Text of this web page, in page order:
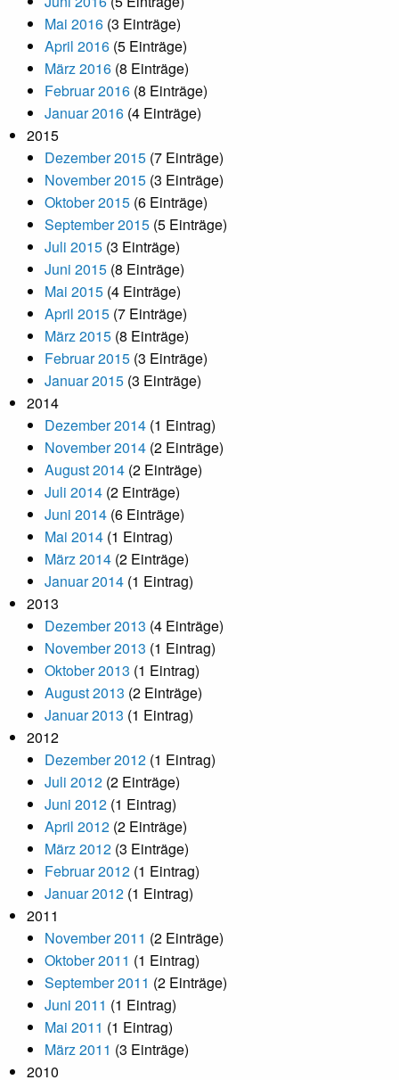
Mai 2016 (3 Einträge)
April 2016 (5 Einträge)
März 2016 (8 Einträge)
Februar 2016 (8 Einträge)
Januar 2016 (4 Einträge)
2015
Dezember 2015 (7 Einträge)
November 2015 (3 Einträge)
Oktober 2015 (6 Einträge)
September 2015 (5 Einträge)
Juli 2015 (3 Einträge)
Juni 2015 (8 Einträge)
Mai 2015 (4 Einträge)
April 2015 (7 Einträge)
März 2015 (8 Einträge)
Februar 2015 (3 Einträge)
Januar 2015 (3 Einträge)
2014
Dezember 2014 (1 Eintrag)
November 2014 (2 Einträge)
August 2014 (2 Einträge)
Juli 2014 (2 Einträge)
Juni 2014 (6 Einträge)
Mai 2014 (1 Eintrag)
März 2014 (2 Einträge)
Januar 2014 (1 Eintrag)
2013
Dezember 2013 (4 Einträge)
November 2013 (1 Eintrag)
Oktober 2013 (1 Eintrag)
August 2013 (2 Einträge)
Januar 2013 (1 Eintrag)
2012
Dezember 2012 (1 Eintrag)
Juli 2012 (2 Einträge)
Juni 2012 (1 Eintrag)
April 2012 (2 Einträge)
März 2012 (3 Einträge)
Februar 2012 (1 Eintrag)
Januar 2012 (1 Eintrag)
2011
November 2011 (2 Einträge)
Oktober 2011 (1 Eintrag)
September 2011 (2 Einträge)
Juni 2011 (1 Eintrag)
Mai 2011 (1 Eintrag)
März 2011 (3 Einträge)
2010